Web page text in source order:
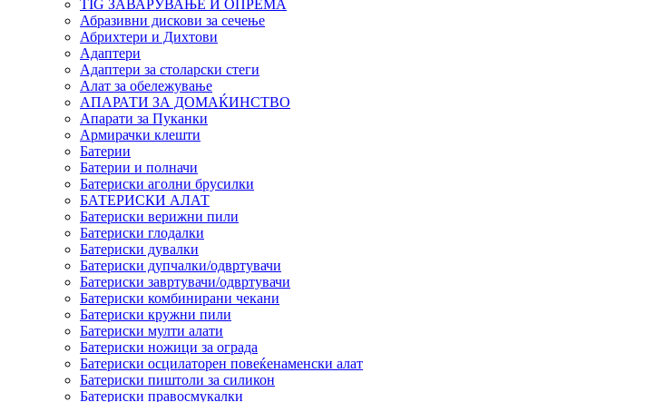
TIG ЗАВАРУВАЊЕ И ОПРЕМА
Абразивни дискови за сечење
Абрихтери и Дихтови
Адаптери
Адаптери за столарски стеги
Алат за обележување
АПАРАТИ ЗА ДОМАЌИНСТВО
Апарати за Пуканки
Армирачки клешти
Батерии
Батерии и полначи
Батериски аголни брусилки
БАТЕРИСКИ АЛАТ
Батериски верижни пили
Батериски глодалки
Батериски дувалки
Батериски дупчалки/одвртувачи
Батериски завртувачи/одвртувачи
Батериски комбинирани чекани
Батериски кружни пили
Батериски мулти алати
Батериски ножици за ограда
Батериски осцилаторен повеќенаменски алат
Батериски пиштоли за силикон
Батериски правосмукалки